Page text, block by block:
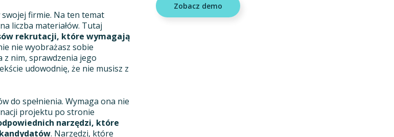
firmie. Na ten temat
liczba materiałów. Tutaj
rekrutacji, które wymagają
nie wyobrażasz sobie
nim, sprawdzenia jego
udowodnię, że nie musisz z
do spełnienia. Wymaga ona nie
projektu po stronie
narzędzi, które
. Narzędzi, które
Zobacz demo